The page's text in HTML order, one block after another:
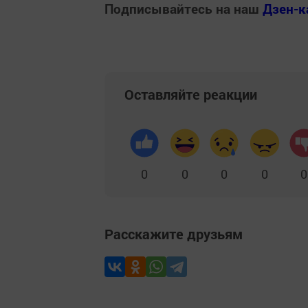
Подписывайтесь на наш Дзен-
Оставляйте реакции
0 0 0 0 0
Расскажите друзьям